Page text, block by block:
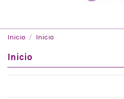
Inicio Inicio
Inicio